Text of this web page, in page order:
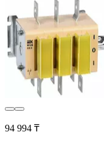
94 994 ₸